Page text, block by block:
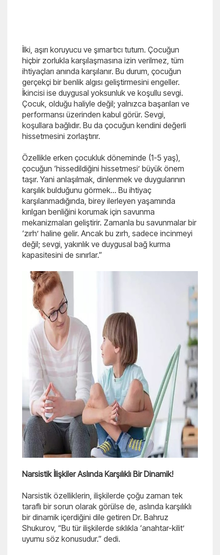
İlki, aşırı koruyucu ve şımartıcı tutum. Çocuğun
hiçbir zorlukla karşılaşmasına izin verilmez, tüm
ihtiyaçları anında karşılanır. Bu durum, çocuğun
gerçekçi bir benlik algısı geliştirmesini engeller.
İkincisi ise duygusal yoksunluk ve koşullu sevgi.
Çocuk, olduğu haliyle değil; yalnızca başarıları ve
performansı üzerinden kabul görür. Sevgi,
koşullara bağlıdır. Bu da çocuğun kendini değerli
hissetmesini zorlaştırır.
Özellikle erken çocukluk döneminde (1-5 yaş),
çocuğun ‘hissedildiğini hissetmesi’ büyük önem
taşır. Yani anlaşılmak, dinlenmek ve duygularının
karşılık bulduğunu görmek… Bu ihtiyaç
karşılanmadığında, birey ilerleyen yaşamında
kırılgan benliğini korumak için savunma
mekanizmaları geliştirir. Zamanla bu savunmalar bir
‘zırh’ haline gelir. Ancak bu zırh, sadece incinmeyi
değil; sevgi, yakınlık ve duygusal bağ kurma
kapasitesini de sınırlar.”
Narsistik İlişkiler Aslında Karşılıklı Bir Dinamik!
Narsistik özelliklerin, ilişkilerde çoğu zaman tek
taraflı bir sorun olarak görülse de, aslında karşılıklı
bir dinamik içerdiğini dile getiren Dr. Bahruz
Shukurov, “Bu tür ilişkilerde sıklıkla ‘anahtar-kilit’
uyumu söz konusudur.” dedi.